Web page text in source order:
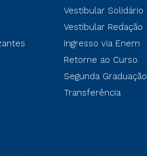
Vestibular Solidário
Vestibular Redação
Ingresso via Enem
Retorne ao Curso
Segunda Graduação
Transferência